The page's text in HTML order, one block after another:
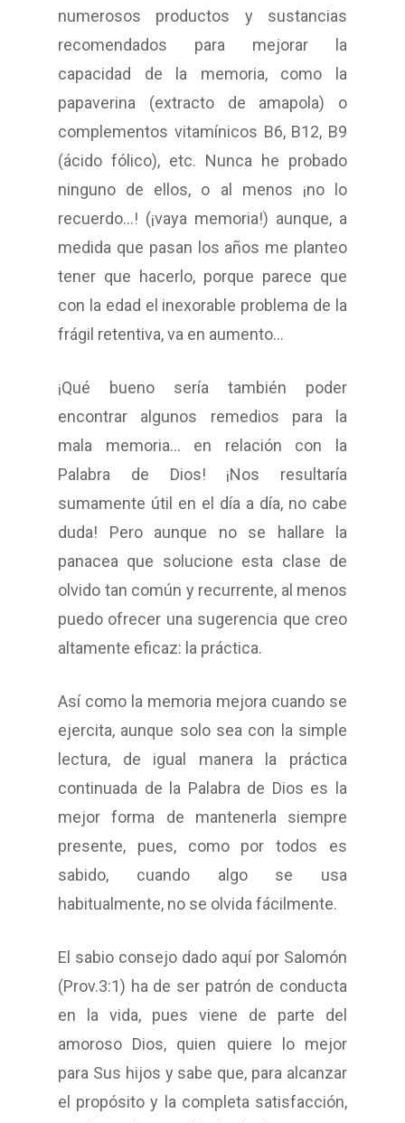
numerosos productos y sustancias
recomendados para mejorar la
capacidad de la memoria, como la
papaverina (extracto de amapola) o
complementos vitamínicos B6, B12, B9
(ácido fólico), etc. Nunca he probado
ninguno de ellos, o al menos ¡no lo
recuerdo…! (¡vaya memoria!) aunque, a
medida que pasan los años me planteo
tener que hacerlo, porque parece que
con la edad el inexorable problema de la
frágil retentiva, va en aumento…
¡Qué bueno sería también poder
encontrar algunos remedios para la
mala memoria… en relación con la
Palabra de Dios! ¡Nos resultaría
sumamente útil en el día a día, no cabe
duda! Pero aunque no se hallare la
panacea que solucione esta clase de
olvido tan común y recurrente, al menos
puedo ofrecer una sugerencia que creo
altamente eficaz: la práctica.
Así como la memoria mejora cuando se
ejercita, aunque solo sea con la simple
lectura, de igual manera la práctica
continuada de la Palabra de Dios es la
mejor forma de mantenerla siempre
presente, pues, como por todos es
sabido, cuando algo se usa
habitualmente, no se olvida fácilmente.
El sabio consejo dado aquí por Salomón
(Prov.3:1) ha de ser patrón de conducta
en la vida, pues viene de parte del
amoroso Dios, quien quiere lo mejor
para Sus hijos y sabe que, para alcanzar
el propósito y la completa satisfacción,